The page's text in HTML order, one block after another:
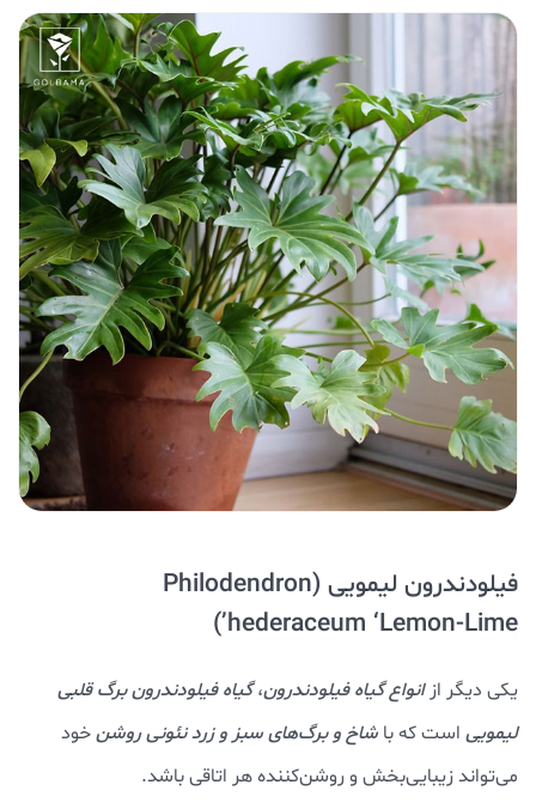
فیلودندرون لیمویی (Philodendron
hederaceum ‘Lemon-Lime’)
یکی دیگر از انواع گیاه فیلودندرون،گیاه فیلودندرون برگ قلبی
لیمویی است که با شاخ و برگ‌های سبز و زرد نئونیروشنخود
می‌تواند زیبایی‌بخش و روشن‌کننده هر اتاقی باشد.